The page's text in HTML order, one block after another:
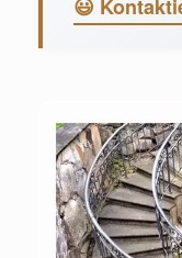
😃